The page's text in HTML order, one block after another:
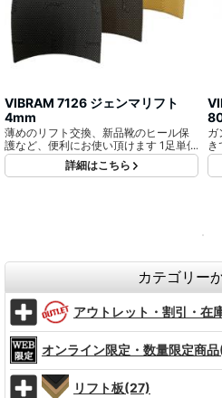
VIBRAM 7126 ジェンマリフト
4mm
薄めのリフト交換、新品靴のヒール保
護など、便利にお使い頂けます 1足単位
詳細はこちら
ガ
き
カテゴリー
アウトレット・割引・在
オンライン限定・数量限定商
リフト板(27)